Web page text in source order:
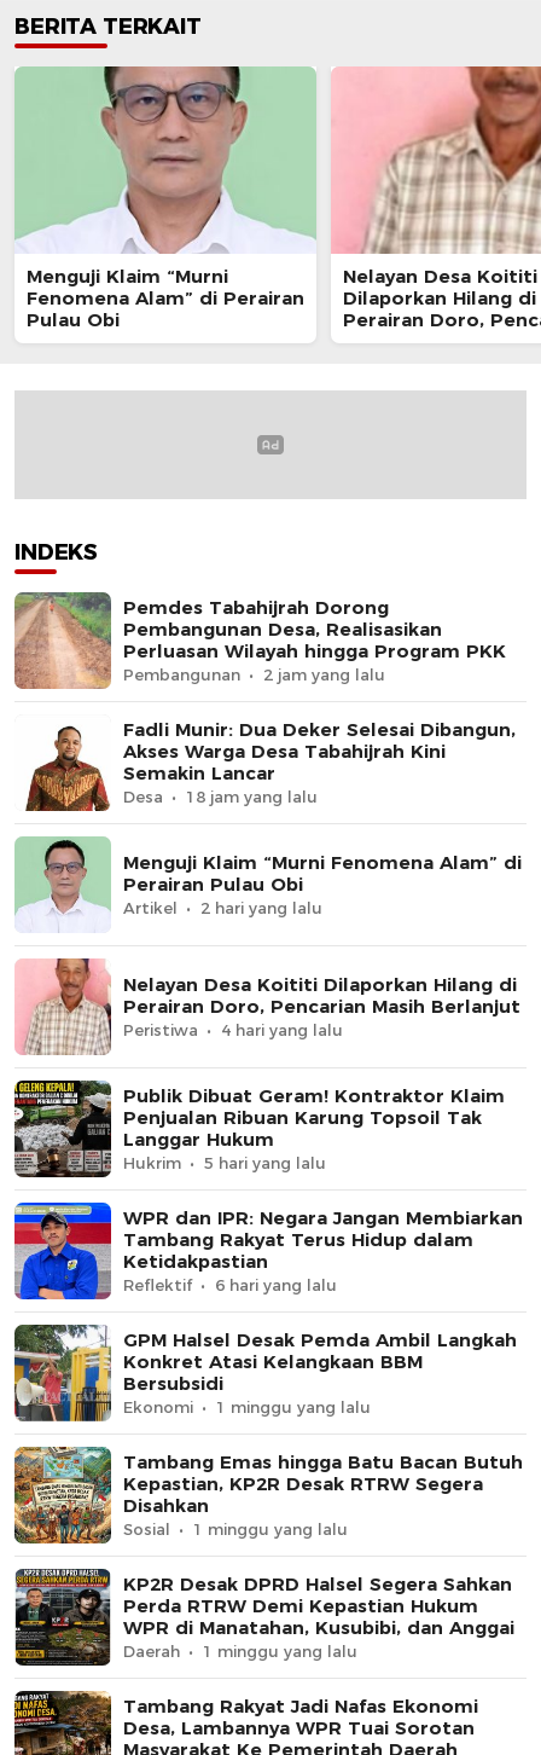
BERITA TERKAIT
Menguji Klaim “Murni
Fenomena Alam” di Perairan
Pulau Obi
Nelayan Desa Koititi
Dilaporkan Hilang di
Perairan Doro,
Masih Berlanjut
INDEKS
Pemdes Tabahijrah Dorong
Pembangunan Desa, Realisasikan
Perluasan Wilayah hingga Program PKK
Pembangunan 2 jam yang lalu
Fadli Munir: Dua Deker Selesai Dibangun,
Akses Warga Desa Tabahijrah Kini
Semakin Lancar
Desa 18 jam yang lalu
Menguji Klaim “Murni Fenomena Alam” di
Perairan Pulau Obi
Artikel 2 hari yang lalu
Nelayan Desa Koititi Dilaporkan Hilang di
Perairan Doro, Pencarian Masih Berlanjut
Peristiwa 4 hari yang lalu
Publik Dibuat Geram! Kontraktor Klaim
Penjualan Ribuan Karung Topsoil Tak
Langgar Hukum
Hukrim 5 hari yang lalu
WPR dan IPR: Negara Jangan Membiarkan
Tambang Rakyat Terus Hidup dalam
Ketidakpastian
Reflektif 6 hari yang lalu
GPM Halsel Desak Pemda Ambil Langkah
Konkret Atasi Kelangkaan BBM
Bersubsidi
Ekonomi 1 minggu yang lalu
Tambang Emas hingga Batu Bacan Butuh
Kepastian, KP2R Desak RTRW Segera
Disahkan
Sosial 1 minggu yang lalu
KP2R Desak DPRD Halsel Segera Sahkan
Perda RTRW Demi Kepastian Hukum
WPR di Manatahan, Kusubibi, dan Anggai
Daerah 1 minggu yang lalu
Tambang Rakyat Jadi Nafas Ekonomi
Desa, Lambannya WPR Tuai Sorotan
Masyarakat Ke Pemerintah Daerah